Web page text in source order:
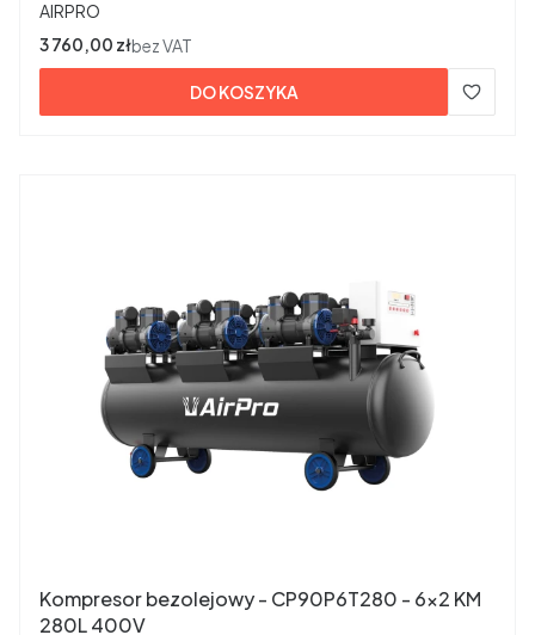
PRODUCENT
AIRPRO
Cena
3 760,00 złbez VAT
DO KOSZYKA
Kompresor bezolejowy - CP90P6T280 - 6×2 KM
280L 400V